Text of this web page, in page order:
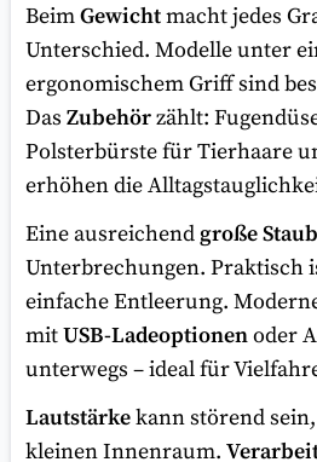
BeimGewichtmacht jedes
Unterschied. Modelle unter
ergonomischem Griff sind
Das Zubehörzählt:
Polsterbürste für Tierhaare
erhöhen die
Eine ausreichend große
Unterbrechungen. Praktisch
einfache Entleerung.
mitUSB-Ladeoptionenoder
unterwegs – ideal für
Lautstärkekann störend
kleinen Innenraum.